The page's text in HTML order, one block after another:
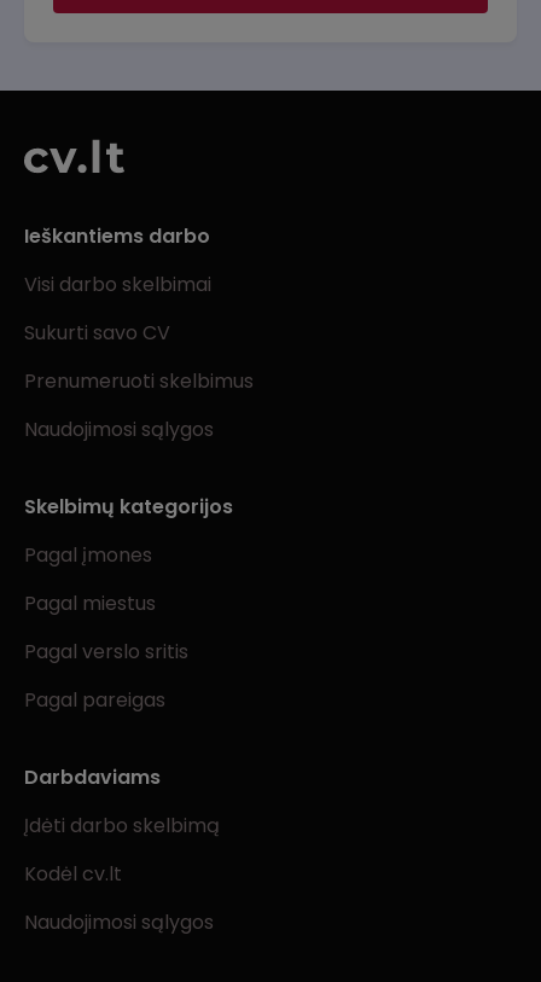
Ieškantiems darbo
Visi darbo skelbimai
Sukurti savo CV
Prenumeruoti skelbimus
Naudojimosi sąlygos
Skelbimų kategorijos
Pagal įmones
Pagal miestus
Pagal verslo sritis
Pagal pareigas
Darbdaviams
Įdėti darbo skelbimą
Kodėl cv.lt
Naudojimosi sąlygos